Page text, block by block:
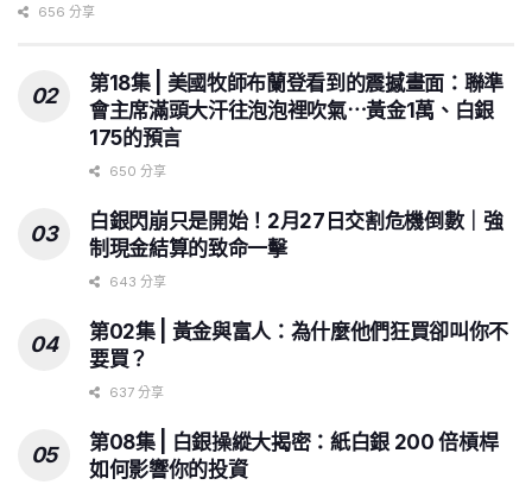
656 分享
第18集 | 美國牧師布蘭登看到的震撼畫面：聯準
會主席滿頭大汗往泡泡裡吹氣⋯黃金1萬、白銀
175的預言
650 分享
白銀閃崩只是開始！2月27日交割危機倒數｜強
制現金結算的致命一擊
643 分享
第02集 | 黃金與富人：為什麼他們狂買卻叫你不
要買？
637 分享
第08集 | 白銀操縱大揭密：紙白銀 200 倍槓桿
如何影響你的投資